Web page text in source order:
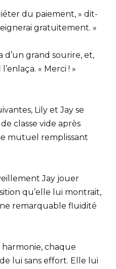
du paiement, » dit-
gratuitement. »
d’un grand sourire, et,
« Merci ! »
Lily et Jay se
classe vide après
mutuel remplissant
Jay jouer
qu’elle lui montrait,
remarquable fluidité
chaque
lui sans effort. Elle lui